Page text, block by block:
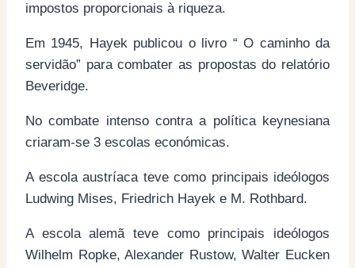
impostos proporcionais à riqueza.
Em 1945, Hayek publicou o livro “ O caminho da
servidão” para combater as propostas do relatório
Beveridge.
No combate intenso contra a política keynesiana
criaram-se 3 escolas económicas.
A escola austríaca teve como principais ideólogos
Ludwing Mises, Friedrich Hayek e M. Rothbard.
A escola alemã teve como principais ideólogos
Wilhelm Ropke, Alexander Rustow, Walter Eucken